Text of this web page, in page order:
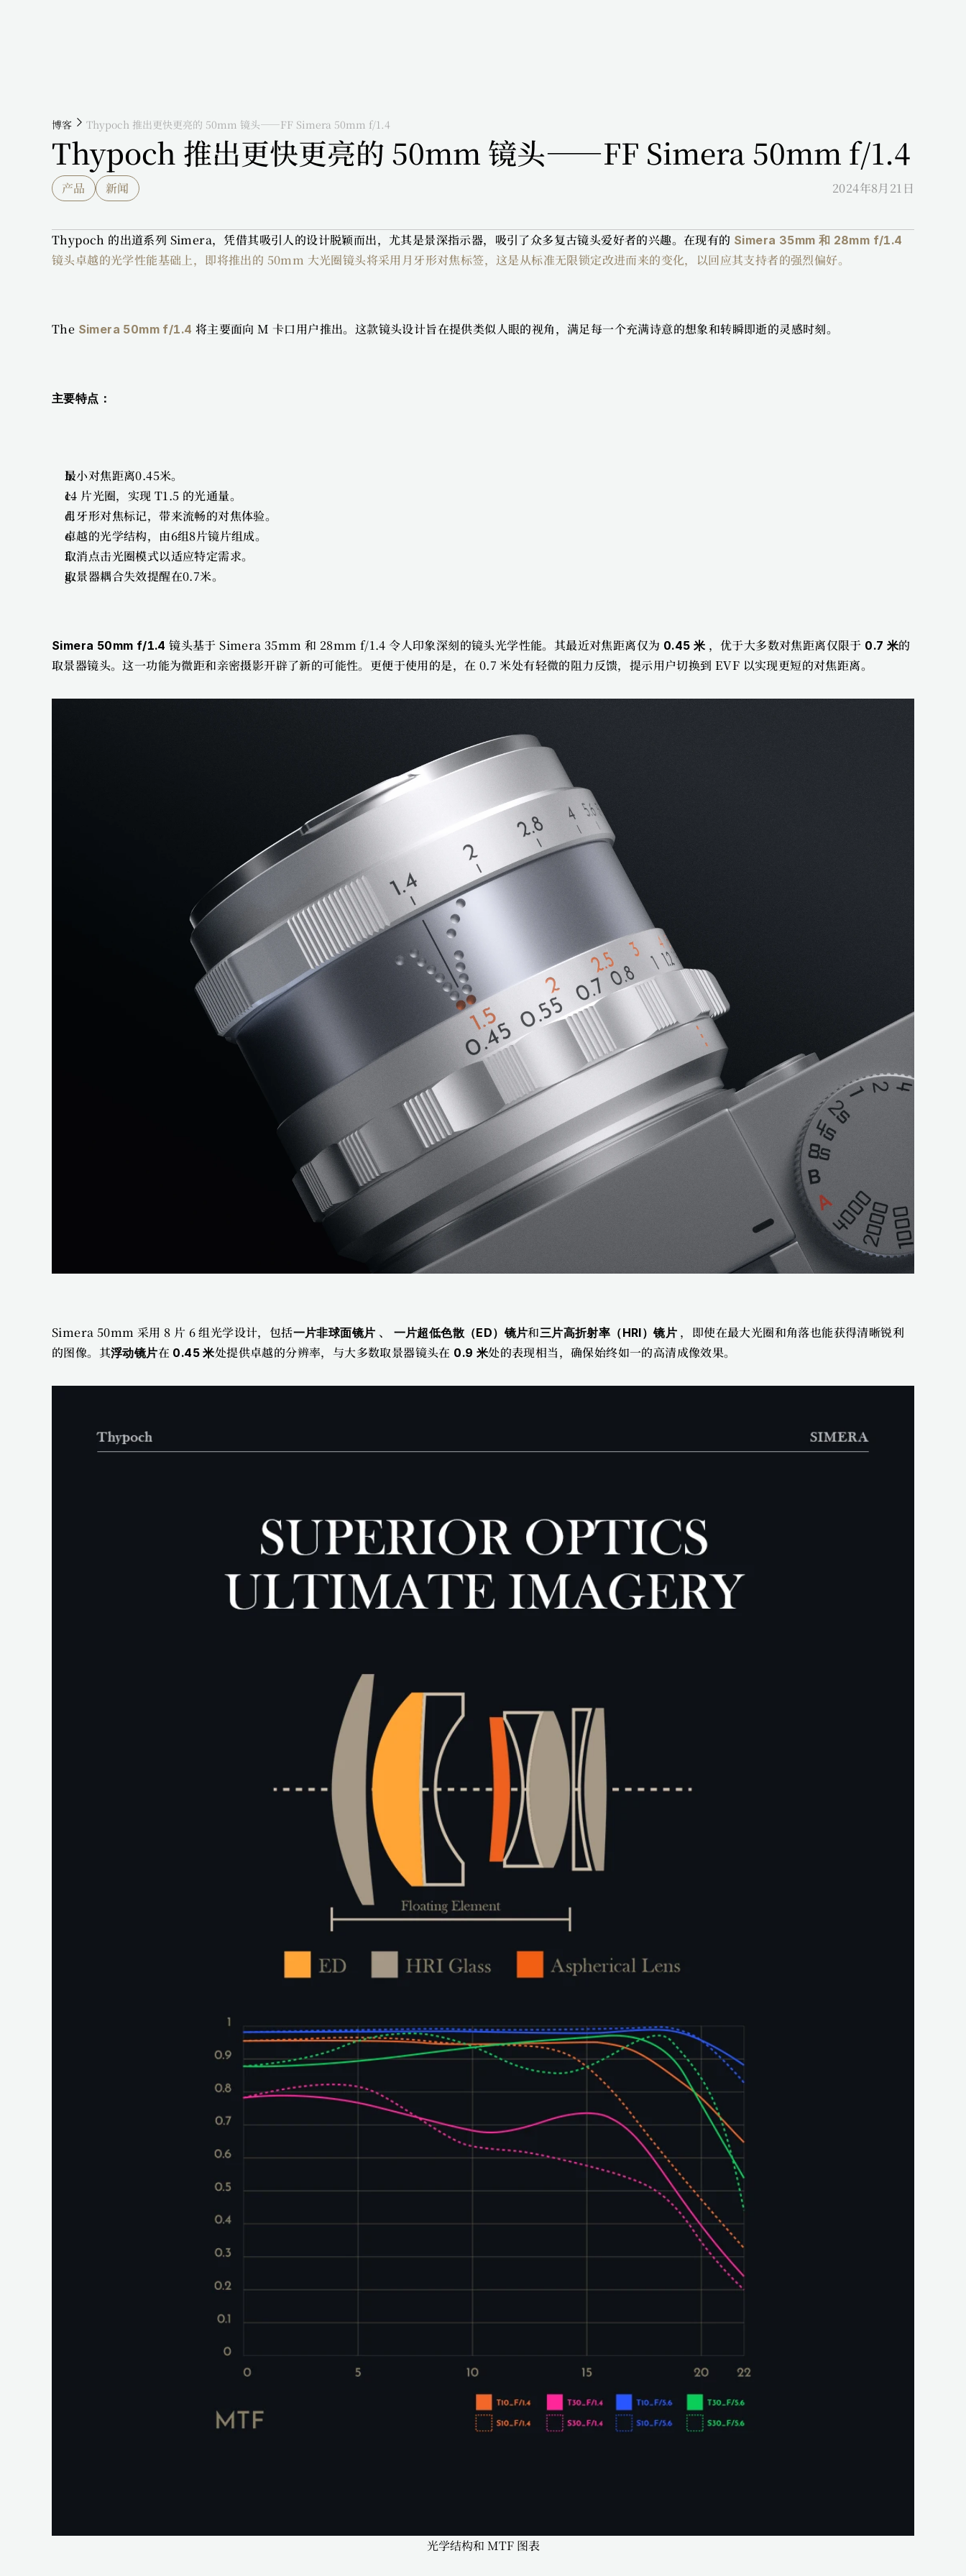
博客 Thypoch 推出更快更亮的 50mm 镜头——FF Simera 50mm f/1.4
Thypoch 推出更快更亮的 50mm 镜头——FF Simera 50mm f/1.4
产品 新闻 2024年8月21日
Thypoch 的出道系列 Simera，凭借其吸引人的设计脱颖而出，尤其是景深指示器，吸引了众多复古镜头爱好者的兴趣。在现有的 Simera 35mm 和 28mm f/1.4
镜头卓越的光学性能基础上，即将推出的 50mm 大光圈镜头将采用月牙形对焦标签，这是从标准无限锁定改进而来的变化，以回应其支持者的强烈偏好。
The Simera 50mm f/1.4 将主要面向 M 卡口用户推出。这款镜头设计旨在提供类似人眼的视角，满足每一个充满诗意的想象和转瞬即逝的灵感时刻。
主要特点：
最小对焦距离0.45米。
14 片光圈，实现 T1.5 的光通量。
月牙形对焦标记，带来流畅的对焦体验。
卓越的光学结构，由6组8片镜片组成。
取消点击光圈模式以适应特定需求。
取景器耦合失效提醒在0.7米。
Simera 50mm f/1.4 镜头基于 Simera 35mm 和 28mm f/1.4 令人印象深刻的镜头光学性能。其最近对焦距离仅为 0.45 米 ，优于大多数对焦距离仅限于 0.7 米的
取景器镜头。这一功能为微距和亲密摄影开辟了新的可能性。更便于使用的是，在 0.7 米处有轻微的阻力反馈，提示用户切换到 EVF 以实现更短的对焦距离。
Simera 50mm 采用 8 片 6 组光学设计，包括一片非球面镜片 、 一片超低色散（ED）镜片和三片高折射率（HRI）镜片 ，即使在最大光圈和角落也能获得清晰锐利
的图像。其浮动镜片在 0.45 米处提供卓越的分辨率，与大多数取景器镜头在 0.9 米处的表现相当，确保始终如一的高清成像效果。
光学结构和 MTF 图表